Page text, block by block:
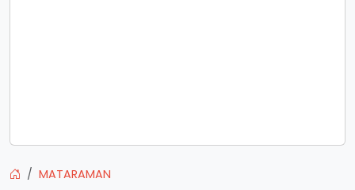
MATARAMAN